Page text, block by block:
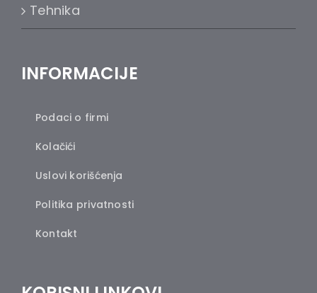
Tehnika
INFORMACIJE
Podaci o firmi
Kolačići
Uslovi korišćenja
Politika privatnosti
Kontakt